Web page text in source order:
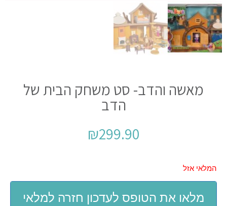
מאשה והדב- סט משחק הבית של
הדב
₪299.90
המלאי אזל
מלאו את הטופס לעדכון חזרה למלאי